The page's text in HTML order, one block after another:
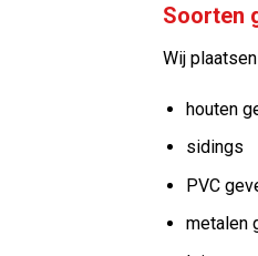
Soorten
Wij
houten
sidings
PVC
metalen